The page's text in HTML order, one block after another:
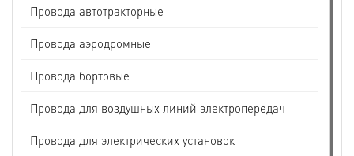
Провода автотракторные
Провода аэродромные
Провода бортовые
Провода для воздушных линий электропередач
Провода для электрических установок